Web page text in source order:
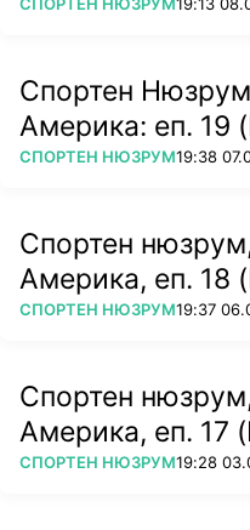
Спортен
Америка: еп. 19
ПОВЕЧЕ ОТ
СПОРТЕН НЮЗРУМ19:38
Спортен
Америка, еп. 18
ПОВЕЧЕ ОТ
СПОРТЕН НЮЗРУМ19:37
Спортен
Америка, еп. 17
ПОВЕЧЕ ОТ
СПОРТЕН НЮЗРУМ19:28